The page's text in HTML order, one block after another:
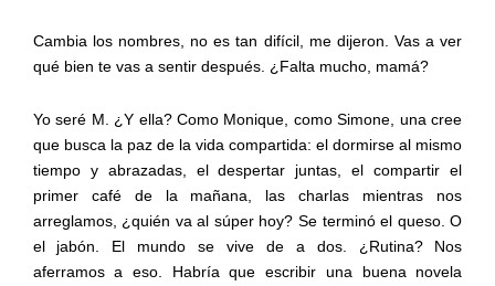
Cambia los nombres, no es tan difícil, me dijeron. Vas a ver
qué bien te vas a sentir después. ¿Falta mucho, mamá?
Yo seré M. ¿Y ella? Como Monique, como Simone, una cree
que busca la paz de la vida compartida: el dormirse al mismo
tiempo y abrazadas, el despertar juntas, el compartir el
primer café de la mañana, las charlas mientras nos
arreglamos, ¿quién va al súper hoy? Se terminó el queso. O
el jabón. El mundo se vive de a dos. ¿Rutina? Nos
aferramos a eso. Habría que escribir una buena novela